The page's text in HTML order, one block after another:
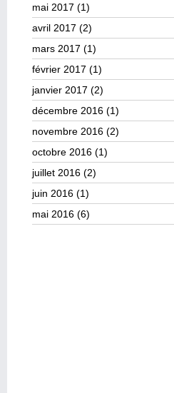
mai 2017 (1)
avril 2017 (2)
mars 2017 (1)
février 2017 (1)
janvier 2017 (2)
décembre 2016 (1)
novembre 2016 (2)
octobre 2016 (1)
juillet 2016 (2)
juin 2016 (1)
mai 2016 (6)